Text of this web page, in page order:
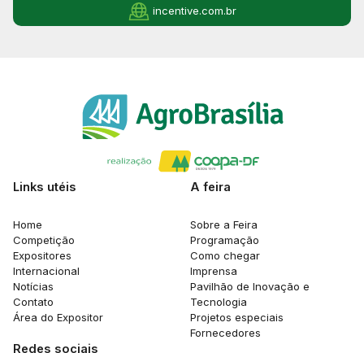
incentive.com.br
Links utéis
Home
Competição
Expositores
Internacional
Notícias
Contato
Área do Expositor
A feira
Sobre a Feira
Programação
Como chegar
Imprensa
Pavilhão de Inovação e
Tecnologia
Projetos especiais
Fornecedores
Redes sociais